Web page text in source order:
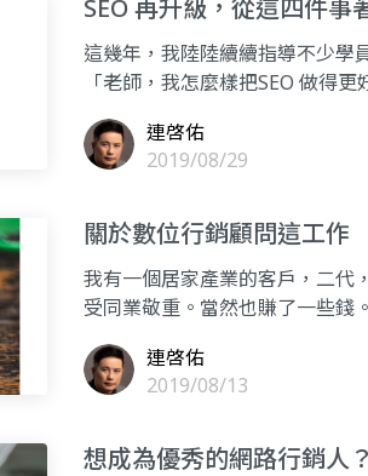
SEO 再升級，從這四件事
這幾年，我陸陸續續指導不少學
「老師，我怎麼樣把SEO 做得
連啓佑
2019/08/29
關於數位行銷顧問這工作
我有一個居家產業的客戶，二代
受同業敬重。當然也賺了一些錢
連啓佑
2019/08/13
想成為優秀的網路行銷人